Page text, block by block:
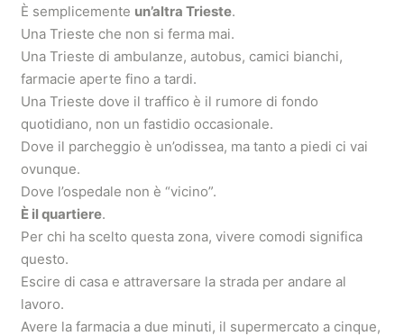
È semplicemente un’altra Trieste.
Una Trieste che non si ferma mai.
Una Trieste di ambulanze, autobus, camici bianchi,
farmacie aperte fino a tardi.
Una Trieste dove il traffico è il rumore di fondo
quotidiano, non un fastidio occasionale.
Dove il parcheggio è un’odissea, ma tanto a piedi ci vai
ovunque.
Dove l’ospedale non è “vicino”.
È il quartiere.
Per chi ha scelto questa zona, vivere comodi significa
questo.
Escire di casa e attraversare la strada per andare al
lavoro.
Avere la farmacia a due minuti, il supermercato a cinque,